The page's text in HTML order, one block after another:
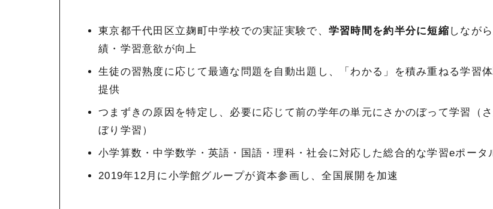
東京都千代田区立麹町中学校での実証実験で、 学習時間を約半分に短縮 しなが
績・学習意欲が向上
生徒の習熟度に応じて最適な問題を自動出題し、「わかる」を積み重ねる学習
提供
つまずきの原因を特定し、必要に応じて前の学年の単元にさかのぼって学習（
ぼり学習）
小学算数・中学数学・英語・国語・理科・社会に対応した総合的な学習eポータ
2019年12月に小学館グループが資本参画し、全国展開を加速